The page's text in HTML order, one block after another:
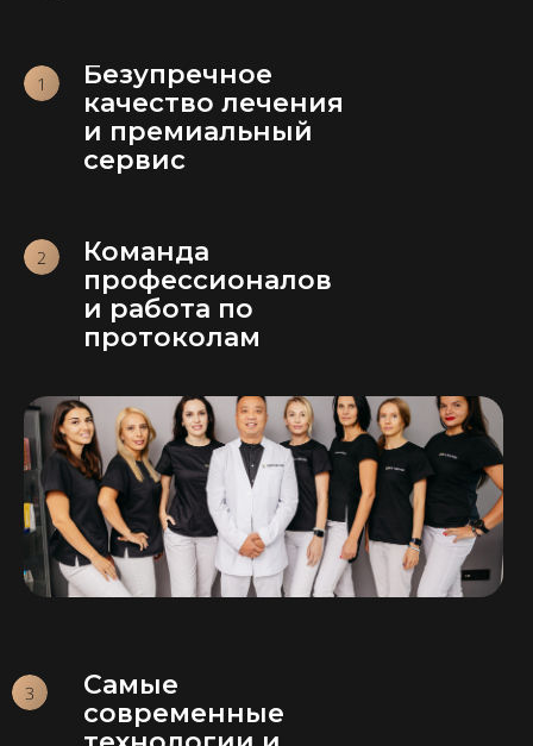
Безупречное
качество лечения
и премиальный
сервис
Команда
профессионалов
и работа по
протоколам
Самые
современные